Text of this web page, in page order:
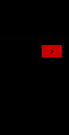
›